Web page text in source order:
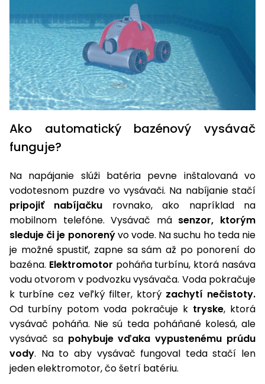
Ako automatický bazénový vysávač
funguje?
Na napájanie slúži batéria pevne inštalovaná vo
vodotesnom puzdre vo vysávači. Na nabíjanie stačí
pripojiť nabíjačku rovnako, ako napríklad na
mobilnom telefóne. Vysávač má senzor, ktorým
sleduje či je ponorenývo vode. Na suchu ho teda nie
je možné spustiť, zapne sa sám až po ponorení do
bazéna. Elektromotor poháňa turbínu, ktorá nasáva
vodu otvorom v podvozku vysávača. Voda pokračuje
k turbíne cez veľký filter, ktorý zachytí nečistoty.
Od turbíny potom voda pokračuje k tryske, ktorá
vysávač poháňa. Nie sú teda poháňané kolesá, ale
vysávač sa pohybuje vďaka vypustenému prúdu
vody. Na to aby vysávač fungoval teda stačí len
jeden elektromotor, čo šetrí batériu.